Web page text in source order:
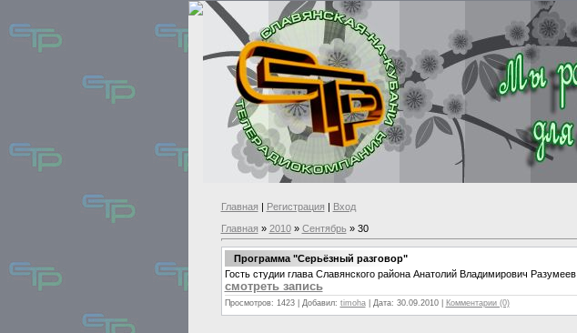
Главная | Регистрация | Вход
Главная » 2010 » Сентябрь » 30
Программа "Серьёзный разговор"
Гость студии глава Славянского района Анатолий Владимирович Разумеев
смотреть запись
Просмотров: 1423| Добавил: timoha| Дата: 30.09.2010 Комментарии (0)